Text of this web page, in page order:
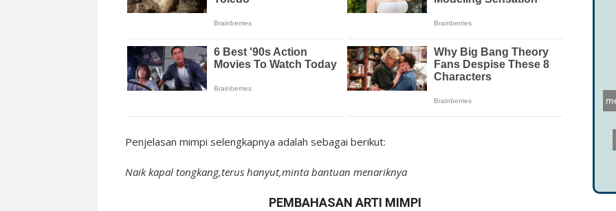
Penjelasan mimpi selengkapnya adalah sebagai berikut:
Naik kapal tongkang,terus hanyut,minta bantuan menariknya
PEMBAHASAN ARTI MIMPI